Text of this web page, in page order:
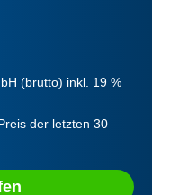
(brutto) inkl. 19 %
der letzten 30